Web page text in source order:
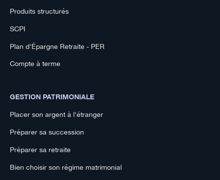
Produits structurés
SCPI
Plan d'Épargne Retraite - PER
Compte à terme
GESTION PATRIMONIALE
Placer son argent à l'étranger
Préparer sa succession
Préparer sa retraite
Bien choisir son régime matrimonial